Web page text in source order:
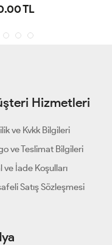
TL
Hizmetleri
ve Kvkk Bilgileri
ve Teslimat Bilgileri
ve İade Koşulları
Satış Sözleşmesi